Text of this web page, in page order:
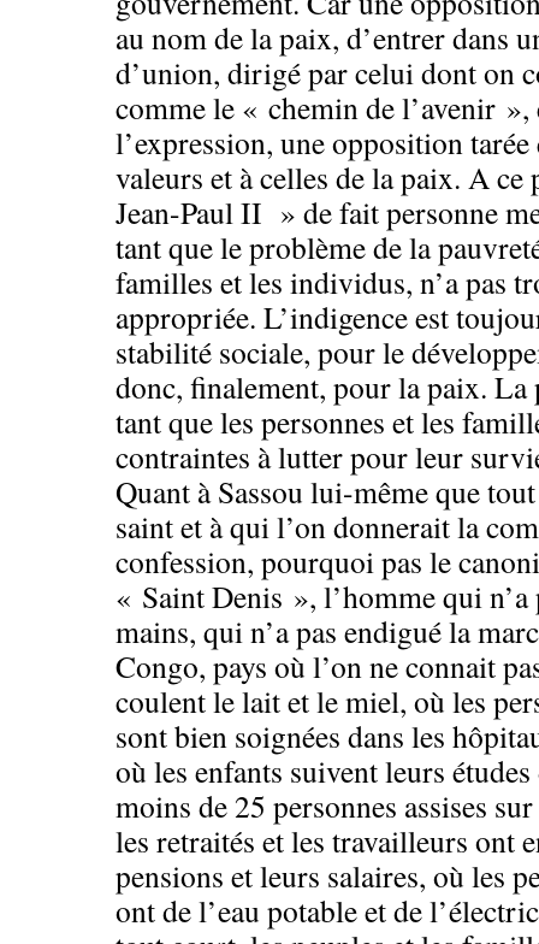
au nom de la paix, d’entrer dans
d’union, dirigé par celui dont on
comme le « chemin de l’avenir
l’expression, une opposition
valeurs et à celles de la paix. A ce
Jean-Paul II » de fait personne
tant que le problème de la
familles et les individus, n’a pas
appropriée. L’indigence est
stabilité sociale, pour le
donc, finalement, pour la paix. La
tant que les personnes et les
contraintes à lutter pour leur
Quant à Sassou lui-même que
saint et à qui l’on donnerait la
confession, pourquoi pas le
« Saint Denis », l’homme qui n’a
mains, qui n’a pas endigué la
Congo, pays où l’on ne connait
coulent le lait et le miel, où les
sont bien soignées dans les
où les enfants suivent leurs études
moins de 25 personnes assises
les retraités et les travailleurs ont
pensions et leurs salaires, où les
ont de l’eau potable et de